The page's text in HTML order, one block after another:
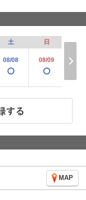
土
08/08
日
08/09
MAP